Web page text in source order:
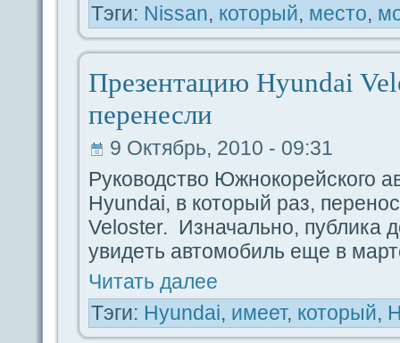
Тэги: Nissan, который, место,
Презентацию Hyundai
перенесли
9 Октябрь, 2010 - 09:31
Руководство Южнокорейского
Hyundai, в который paз,
Veloster. Изначально, публика
увидeть автомобиль еще в
Читать дaлее
Тэги: Hyundai, имеет, который,